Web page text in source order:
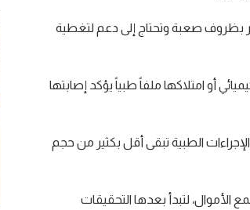
بظروف صعبة وتحتاج إلى دعم لتغطية
أو امتلاكها ملفاً طبياً يؤكد إصابتها
الطبية تبقى أقل بكثير من حجم
لتبدأ بعدها التحقيقات